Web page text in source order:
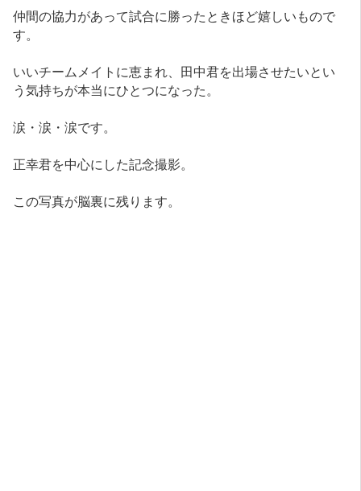
仲間の協力があって試合に勝ったときほど嬉しいもので
す。
いいチームメイトに恵まれ、田中君を出場させたいとい
う気持ちが本当にひとつになった。
涙・涙・涙です。
正幸君を中心にした記念撮影。
この写真が脳裏に残ります。